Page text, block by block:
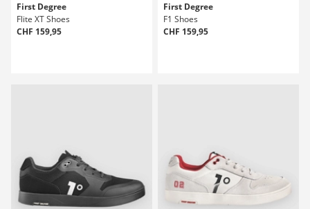
First Degree
Flite XT Shoes
CHF 159,95
First Degree
F1 Shoes
CHF 159,95